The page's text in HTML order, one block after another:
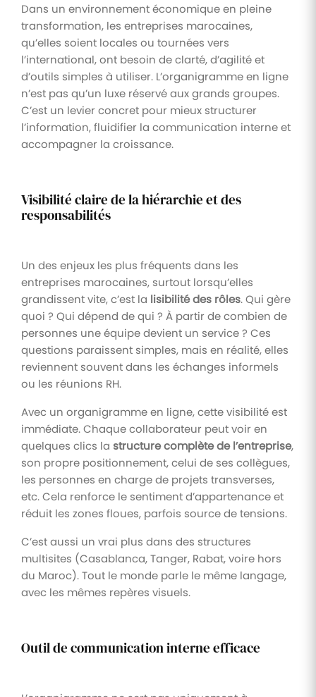
Dans un environnement économique en pleine
transformation, les entreprises marocaines,
qu’elles soient locales ou tournées vers
l’international, ont besoin de clarté, d’agilité et
d’outils simples à utiliser. L’organigramme en ligne
n’est pas qu’un luxe réservé aux grands groupes.
C’est un levier concret pour mieux structurer
l’information, fluidifier la communication interne et
accompagner la croissance.
Visibilité claire de la hiérarchie et des
responsabilités
Un des enjeux les plus fréquents dans les
entreprises marocaines, surtout lorsqu’elles
grandissent vite, c’est la lisibilité des rôles. Qui gère
quoi ? Qui dépend de qui ? À partir de combien de
personnes une équipe devient un service ? Ces
questions paraissent simples, mais en réalité, elles
reviennent souvent dans les échanges informels
ou les réunions RH.
Avec un organigramme en ligne, cette visibilité est
immédiate. Chaque collaborateur peut voir en
quelques clics la structure complète de l’entreprise,
son propre positionnement, celui de ses collègues,
les personnes en charge de projets transverses,
etc. Cela renforce le sentiment d’appartenance et
réduit les zones floues, parfois source de tensions.
C’est aussi un vrai plus dans des structures
multisites (Casablanca, Tanger, Rabat, voire hors
du Maroc). Tout le monde parle le même langage,
avec les mêmes repères visuels.
Outil de communication interne efficace